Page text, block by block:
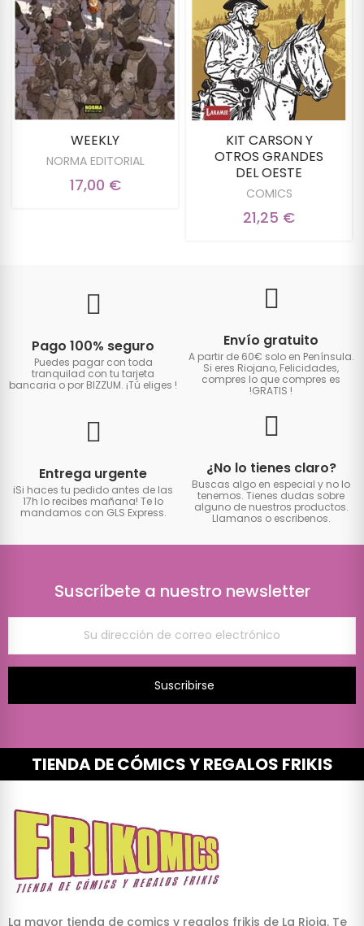
WEEKLY
NORMA EDITORIAL
17,00 €
KIT CARSON Y
OTROS GRANDES
DEL OESTE
COMICS
21,25 €
Pago 100% seguro
Puedes pagar con toda
tranquilad con tu tarjeta
bancaria o por BIZZUM. ¡Tú eliges !
Envío gratuito
A partir de 60€ solo en Península.
Si eres Riojano, Felicidades,
compres lo que compres es
!GRATIS !
Entrega urgente
iSi haces tu pedido antes de las
17h lo recibes mañana! Te lo
mandamos con GLS Express.
¿No lo tienes claro?
Buscas algo en especial y no lo
tenemos. Tienes dudas sobre
alguno de nuestros productos.
Llamanos o escribenos.
Suscríbete a nuestro newsletter
Suscribirse
TIENDA DE CÓMICS Y REGALOS FRIKIS
La mayor tienda de comics y regalos frikis de La Rioja. Te